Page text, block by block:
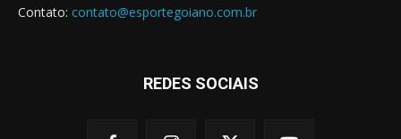
Contato: contato@esportegoiano.com.br
REDES SOCIAIS